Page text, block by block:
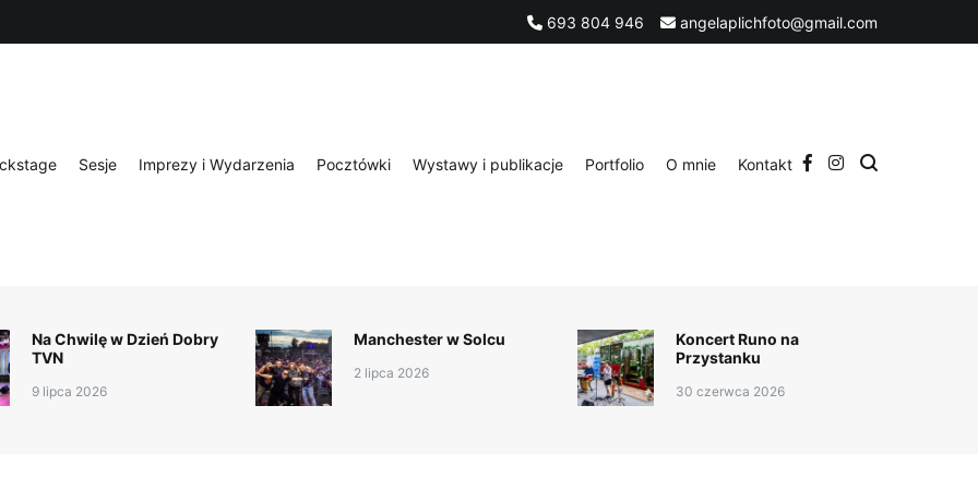
693 804 946 angelaplichfoto@gmail.com
Sesje Imprezy i Wydarzenia Pocztówki Wystawy i publikacje Portfolio O mnie Kontakt
Na Chwilę w Dzień Dobry
TVN
9 lipca 2026
Manchester w Solcu
2 lipca 2026
Koncert Runo na
Przystanku
30 czerwca 2026